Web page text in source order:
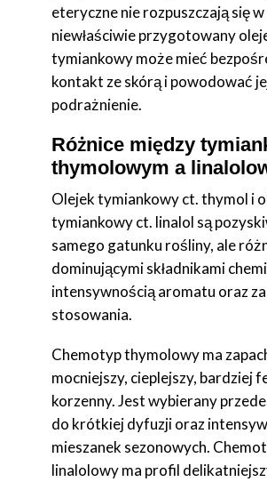
eteryczne nie rozpuszczają się
niewłaściwie przygotowany
tymiankowy może mieć
kontakt ze skórą i powodować
podrażnienie.
Różnice między
thymolowym a
Olejek tymiankowy ct. thymol i
tymiankowy ct. linalol są
samego gatunku rośliny, ale
dominującymi składnikami
intensywnością aromatu oraz
stosowania.
Chemotyp thymolowy ma
mocniejszy, cieplejszy, bardziej
korzenny. Jest wybierany
do krótkiej dyfuzji oraz
mieszanek sezonowych.
linalolowy ma profil